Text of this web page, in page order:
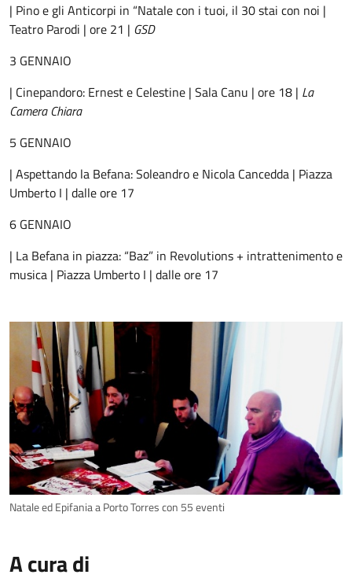
| Pino e gli Anticorpi in “Natale con i tuoi, il 30 stai con noi |
Teatro Parodi | ore 21 | GSD
3 GENNAIO
| Cinepandoro: Ernest e Celestine | Sala Canu | ore 18 | La
Camera Chiara
5 GENNAIO
| Aspettando la Befana: Soleandro e Nicola Cancedda | Piazza
Umberto I | dalle ore 17
6 GENNAIO
| La Befana in piazza: “Baz” in Revolutions + intrattenimento e
musica | Piazza Umberto I | dalle ore 17
Natale ed Epifania a Porto Torres con 55 eventi
A cura di